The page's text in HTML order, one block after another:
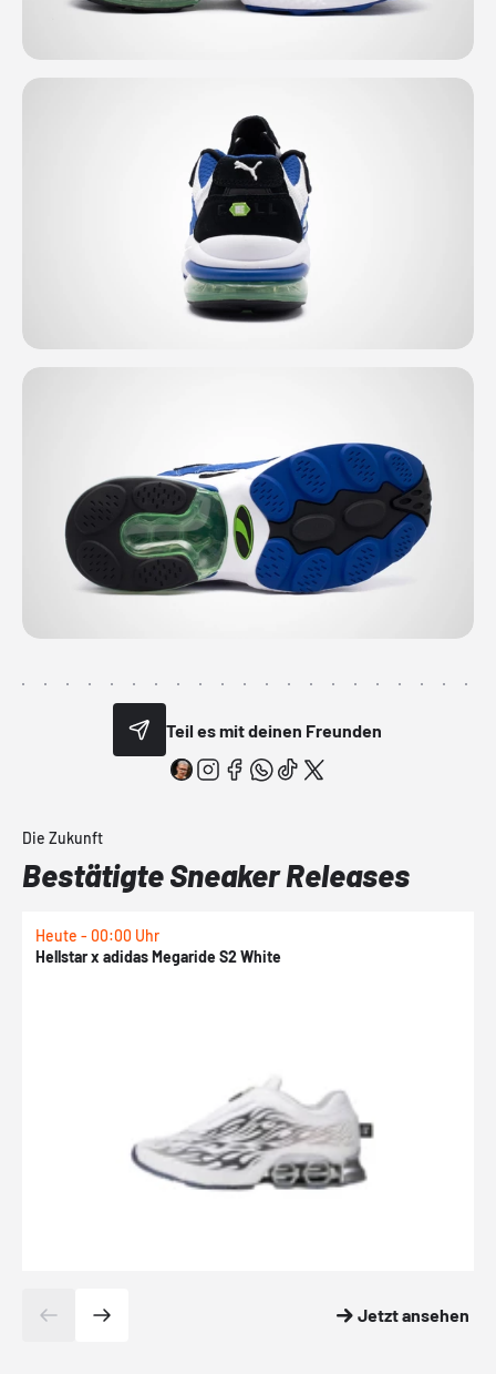
Teil es mit deinen Freunden
Die Zukunft
Bestätigte Sneaker Releases
Heute - 00:00 Uhr
Hellstar x adidas Megaride S2 White
Jetzt ansehen